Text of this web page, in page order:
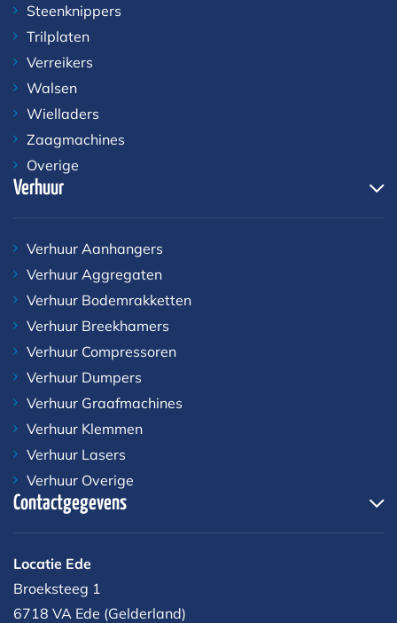
Steenknippers
Trilplaten
Verreikers
Walsen
Wielladers
Zaagmachines
Overige
Verhuur
Verhuur Aanhangers
Verhuur Aggregaten
Verhuur Bodemrakketten
Verhuur Breekhamers
Verhuur Compressoren
Verhuur Dumpers
Verhuur Graafmachines
Verhuur Klemmen
Verhuur Lasers
Verhuur Overige
Contactgegevens
Locatie Ede
Broeksteeg 1
6718 VA Ede (Gelderland)